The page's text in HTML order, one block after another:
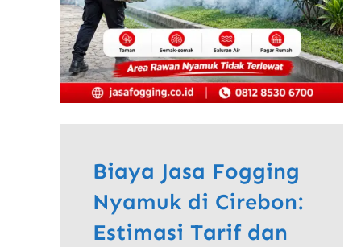
Biaya Jasa Fogging
Nyamuk di Cirebon:
Estimasi Tarif dan